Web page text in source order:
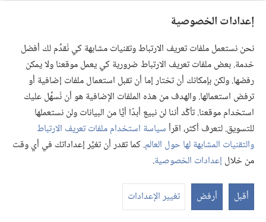
إعدادات الخصوصية
نحن نستعمل ملفات تعريف الارتباط وتقنيات مشابهة كي نُقدِّم لك أفضل
خدمة. بعض ملفات تعريف الارتباط ضرورية كي يعمل موقعنا ولا يمكن
رفضها. ولكن بإمكانك أن تختار إما أن تقبل استعمال ملفات إضافية أو
ترفض استعمالها. والهدف من هذه الملفات الإضافية هو أن نُسهِّل عليك
استخدام موقعنا. تأكَّد أننا لن نبيع أبدًا أيًّا من البيانات ولن نستعملها
للتسويق. لتعرف أكثر، اقرأسياسة استخدام ملفات تعريف الارتباط
والتقنيات المشابهة لها حول العالم. كما تقدر أن تغيِّر إعداداتك في أي وقت
من خلال إعدادات الخصوصية.
أقبل أرفض تغيير الإعدادات
في كل تلك الفترة،‏ بقي الاخوة مشغولين بالخدمة،‏ واغتنموا كل فرصة
ليوزّعوا ولكن بحذر شديد المطبوعات المؤسسة على الكتابالمقدس.‏
على سبيل المثال،‏ كانوا يتركون الكراريس في الاماكن العامة،‏ من المقاهي
حتى مقصورات القطار،‏ راجين ان تلفت انتباه الناس.‏ كما استمروا في اتّباع
مشورة الاسفار المقدسة ان يجتمعوا معا من اجل تبادل التشجيع الروحي،‏
مع الحرص التام ألّا يثيروا الشبهات.‏ (‏عبرانيين ١٠:‏٢٤،‏ ٢٥
‏)‏ مثلا،‏ استغل
الاخوة الذين يعيشون في الارياف الحفلات التقليدية التي تُقام ايام الحصاد،‏
حين يتعاون المزارعون على جمع المحاصيل ثم يحتفلون معا ويروون النكات
والقصص المسلية.‏ فكان الاخوة يستبدلون هذه الحفلات بالاجتماعات
‏«من كل وجه يُضيَّق علينا»‏